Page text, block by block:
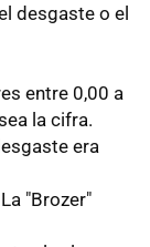
desgaste o el
entre 0,00 a
la cifra.
era
"Brozer"